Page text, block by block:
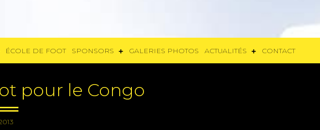
ÉCOLE DE FOOT SPONSORS GALERIES PHOTOS ACTUALITÉS CONTACT
pour le Congo